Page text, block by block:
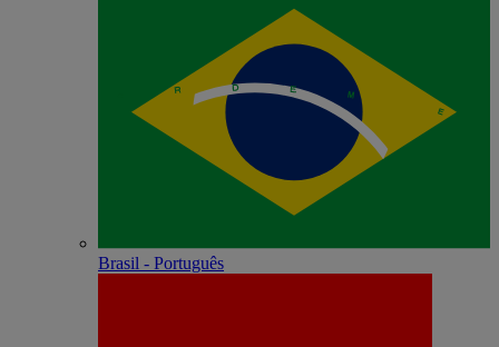
Brasil - Português